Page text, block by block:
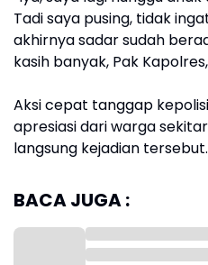
Tadi saya pusing, tidak
akhirnya sadar sudah
kasih banyak, Pak
Aksi cepat tanggap
apresiasi dari warga
langsung kejadian
BACA JUGA :